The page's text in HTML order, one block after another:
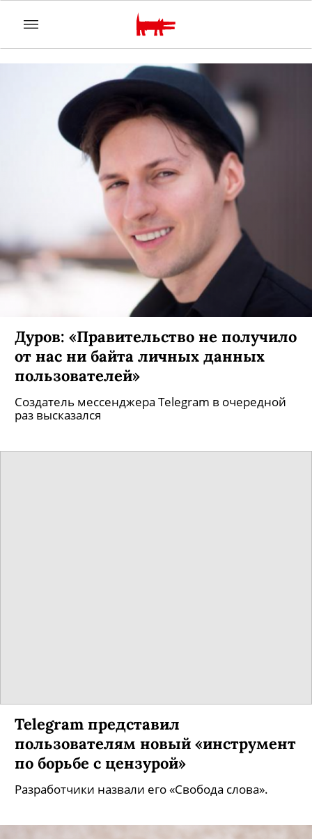
Дуров: «Правительство не получило
от нас ни байта личных данных
пользователей»
Создатель мессенджера Telegram в очередной
раз высказался
Telegram представил
пользователям новый «инструмент
по борьбе с цензурой»
Разработчики назвали его «Свобода слова».